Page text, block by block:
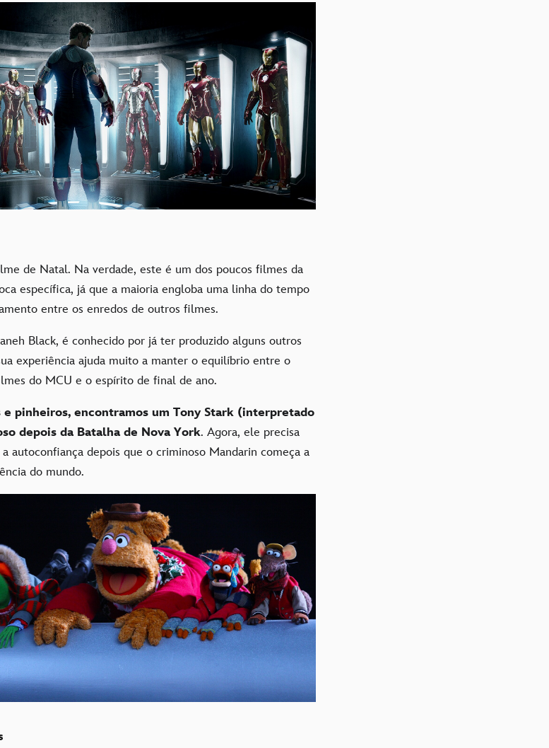
de Natal. Na verdade, este é um dos poucos filmes da
específica, já que a maioria engloba uma linha do tempo
entre os enredos de outros filmes.
Black, é conhecido por já ter produzido alguns outros
experiência ajuda muito a manter o equilíbrio entre o
do MCU e o espírito de final de ano.
e pinheiros, encontramos um Tony Stark (interpretado
depois da Batalha de Nova York. Agora, ele precisa
autoconfiança depois que o criminoso Mandarin começa a
do mundo.